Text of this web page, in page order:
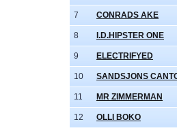
7 CONRADS AKE
8 I.D.HIPSTER ONE
9 ELECTRIFYED
10 SANDSJONS
11 MR ZIMMERMAN
12 OLLI BOKO